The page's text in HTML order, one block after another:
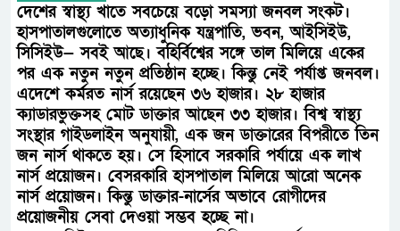
ফ্যাসিবাদবিরোধী আন্দোলনে
নিরপেক্ষ ও বিশ্বাসযোগ্য : প্রধানমন্ত্রী
বাগেরহাট মেডিকেল
দেশের স্বাস্থ্য খাতে সবচেয়ে বড়ো সমস্যা জনবল সংকট।
হাসপাতালগুলোতে অত্যাধুনিক যন্ত্রপাতি, ভবন, আইসিইউ,
সিসিইউ— সবই আছে। বহির্বিশ্বের সঙ্গে তাল মিলিয়ে একের
পর এক নতুন নতুন প্রতিষ্ঠান হচ্ছে। কিন্তু নেই পর্যাপ্ত জনবল।
এদেশে কর্মরত নার্স রয়েছেন ৩৬ হাজার। ২৮ হাজার
ক্যাডারভুক্তসহ মোট ডাক্তার আছেন ৩৩ হাজার। বিশ্ব স্বাস্থ্য
সংস্থার গাইডলাইন অনুযায়ী, এক জন ডাক্তারের বিপরীতে তিন
জন নার্স থাকতে হয়। সে হিসাবে সরকারি পর্যায়ে এক লাখ
নার্স প্রয়োজন। বেসরকারি হাসপাতাল মিলিয়ে আরো অনেক
নার্স প্রয়োজন। কিন্তু ডাক্তার-নার্সের অভাবে রোগীদের
প্রয়োজনীয় সেবা দেওয়া সম্ভব হচ্ছে না।